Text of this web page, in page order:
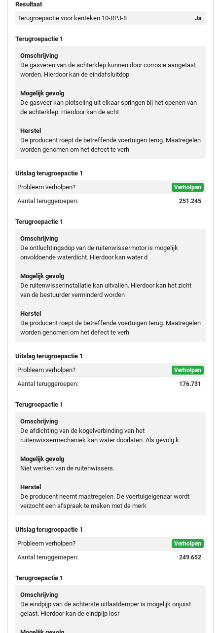
Resultaat
Terugroepactie voor kenteken 10-RPJ-8
Ja
Terugroepactie 1
Omschrijving
De gasveren van de achterklep kunnen door corrosie aangetast
worden. Hierdoor kan de eindafsluitdop
Mogelijk gevolg
De gasveer kan plotseling uit elkaar springen bij het openen van
de achterklep. Hierdoor kan de acht
Herstel
De producent roept de betreffende voertuigen terug. Maatregelen
worden genomen om het defect te verh
Uitslag terugroepactie 1
Probleem verholpen?
Verholpen
Aantal teruggeroepen: 251.245
Terugroepactie 1
Omschrijving
De ontluchtingsdop van de ruitenwissermotor is mogelijk
onvoldoende waterdicht. Hierdoor kan water d
Mogelijk gevolg
De ruitenwisserinstallatie kan uitvallen. Hierdoor kan het zicht
van de bestuurder verminderd worden
Herstel
De producent roept de betreffende voertuigen terug. Maatregelen
worden genomen om het defect te verh
Uitslag terugroepactie 1
Probleem verholpen?
Verholpen
Aantal teruggeroepen: 176.731
Terugroepactie 1
Omschrijving
De afdichting van de kogelverbinding van het
ruitenwissermechaniek kan water doorlaten. Als gevolg k
Mogelijk gevolg
Niet werken van de ruitenwissers.
Herstel
De producent neemt maatregelen. De voertuigeigenaar wordt
verzocht een afspraak te maken met de merk
Uitslag terugroepactie 1
Probleem verholpen?
Verholpen
Aantal teruggeroepen: 249.652
Terugroepactie 1
Omschrijving
De eindpijp van de achterste uitlaatdemper is mogelijk onjuist
gelast. Hierdoor kan de eindpijp losr